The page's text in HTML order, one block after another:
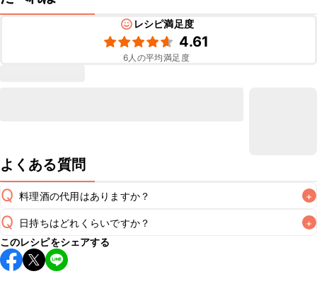
レシピ満足度
4.61
6人の平均満足度
よくある質問
Q 料理酒の代用はありますか？ +
A
Q 日持ちはどれくらいですか？ +
保存期間は冷蔵で翌日中が目安です。なるべくお早めにお召
し上がりください。
このレシピをシェアする